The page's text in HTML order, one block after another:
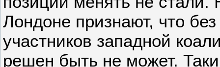
Лондоне признают, что
участников западной
решен быть не может.